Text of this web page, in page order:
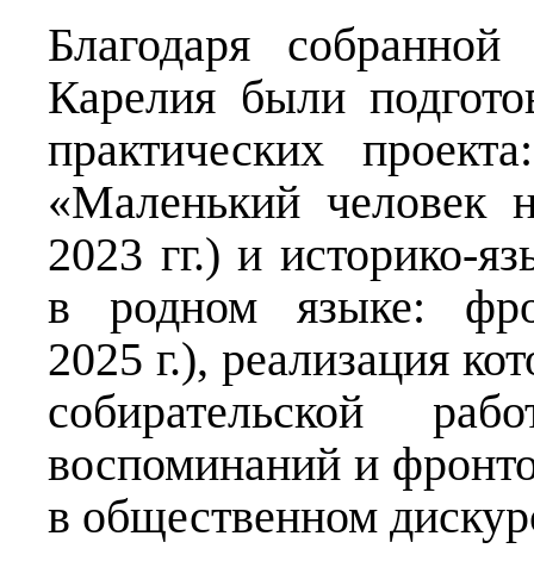
Благодаря
Карелия были
практических
«Маленький
2023 гг.) и историко-
в родном языке:
2025 г.), реализация
собирательской
воспоминаний и
в общественном